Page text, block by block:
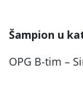
Šampion u
OPG B-tim –